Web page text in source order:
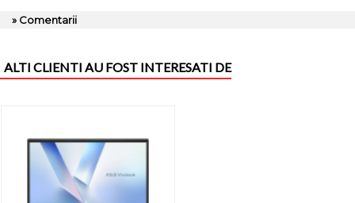
» Comentarii
ALTI CLIENTI AU FOST INTERESATI DE